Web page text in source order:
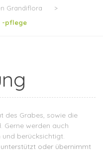
Grandiflora
>
-pflege
des Grabes, sowie die
Gerne werden auch
und berücksichtigt.
oder übernimmt